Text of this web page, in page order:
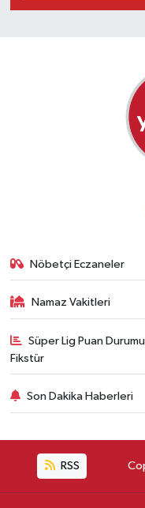
Nöbetçi Eczaneler
Namaz Vakitleri
Süper Lig Puan
Fikstür
Son Dakika Haberleri
RSS